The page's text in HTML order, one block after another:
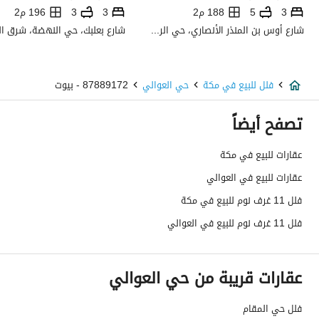
عمر العقار
اكثر من عشر سنوات
عرض الشارع
رقم المخطط
رقم صك الملكية
واجهة العقار
الضمانات والمدة
-
قنوات الاعلان
3
5
188 م2
شارع أوس بن المنذر الأنصاري، حي الرمال، شرق الرياض، الرياض
3
3 196 م2
فلل للبيع في مكة حي العوالي 87889172 - بيوت
تصفح أيضاً
عقارات للبيع في مكة
عقارات للبيع في العوالي
فلل 11 غرف نوم للبيع في مكة
فلل 11 غرف نوم للبيع في العوالي
عقارات قريبة من حي العوالي
فلل حي المقام